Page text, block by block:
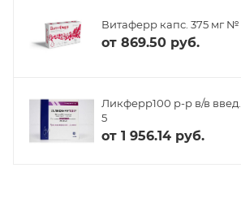
Витаферр капс. 375 мг
от 869.50 руб.
Ликферр100 р-р в/в
5
от 1 956.14 руб.